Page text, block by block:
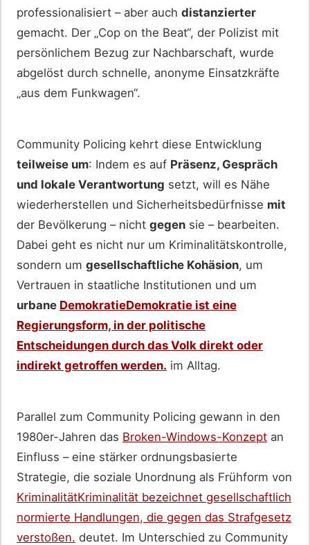
professionalisiert – aber auch distanzierter
gemacht. Der „Cop on the Beat“, der Polizist mit
persönlichem Bezug zur Nachbarschaft, wurde
abgelöst durch schnelle, anonyme Einsatzkräfte
„aus dem Funkwagen“.
Community Policing kehrt diese Entwicklung
teilweise um: Indem es auf Präsenz, Gespräch
und lokale Verantwortung setzt, will es Nähe
wiederherstellen und Sicherheitsbedürfnisse mit
der Bevölkerung – nicht gegen sie – bearbeiten.
Dabei geht es nicht nur um Kriminalitätskontrolle,
sondern um gesellschaftliche Kohäsion, um
Vertrauen in staatliche Institutionen und um
urbane DemokratieDemokratie ist eine
Regierungsform, in der politische
Entscheidungen durch das Volk direkt oder
indirekt getroffen werden. im Alltag.
Parallel zum Community Policing gewann in den
1980er-Jahren das Broken-Windows-Konzept an
Einfluss – eine stärker ordnungsbasierte
Strategie, die soziale Unordnung als Frühform von
KriminalitätKriminalität bezeichnet gesellschaftlich
normierte Handlungen, die gegen das Strafgesetz
verstoßen. deutet. Im Unterschied zu Community